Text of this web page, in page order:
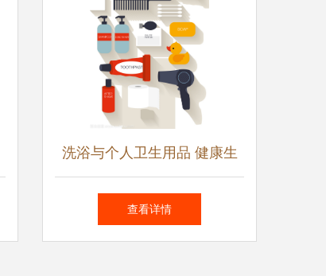
洗浴与个人卫生用品 健康生
活的日常守护者
查看详情